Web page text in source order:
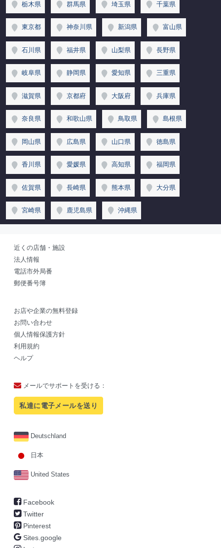
栃木県 群馬県 埼玉県 千葉県
東京都 神奈川県 新潟県 富山県
石川県 福井県 山梨県 長野県
岐阜県 静岡県 愛知県 三重県
滋賀県 京都府 大阪府 兵庫県
奈良県 和歌山県 鳥取県 島根県
岡山県 広島県 山口県 徳島県
香川県 愛媛県 高知県 福岡県
佐賀県 長崎県 熊本県 大分県
宮崎県 鹿児島県 沖縄県
近くの店舗・施設
法人情報
電話市外局番
郵便番号簿
お店や企業の無料登録
お問い合わせ
個人情報保護方針
利用規約
ヘルプ
メールでサポートを受ける：
私達に電子メールを送り
Deutschland
日本
United States
Facebook
Twitter
Pinterest
Sites.google